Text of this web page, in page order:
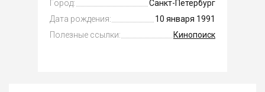
Город:
Санкт-Петербург
Дата рождения:
10 января 1991
Полезные ссылки:
Кинопоиск